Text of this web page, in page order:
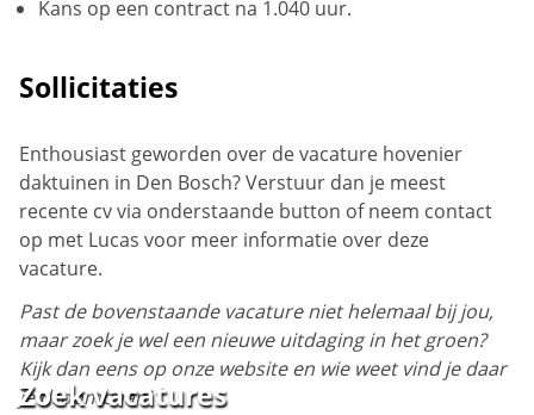
Kans op een contract na 1.040 uur.
Sollicitaties
Enthousiast geworden over de vacature hovenier
daktuinen in Den Bosch? Verstuur dan je meest
recente cv via onderstaande button of neem contact
op met Lucas voor meer informatie over deze
vacature.
Past de bovenstaande vacature niet helemaal bij jou,
maar zoek je wel een nieuwe uitdaging in het groen?
Kijk dan eens op onze website en wie weet vind je daar
je droombaan!
Zoek vacatures